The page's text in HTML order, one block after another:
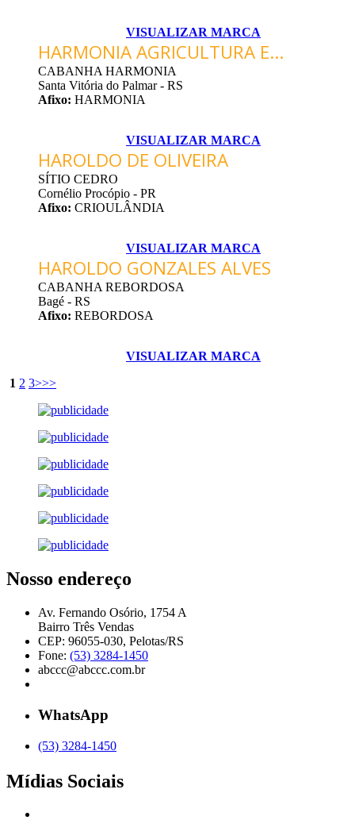
VISUALIZAR MARCA
HARMONIA AGRICULTURA E...
CABANHA HARMONIA
Santa Vitória do Palmar - RS
Afixo: HARMONIA
VISUALIZAR MARCA
HAROLDO DE OLIVEIRA
SÍTIO CEDRO
Cornélio Procópio - PR
Afixo: CRIOULÂNDIA
VISUALIZAR MARCA
HAROLDO GONZALES ALVES
CABANHA REBORDOSA
Bagé - RS
Afixo: REBORDOSA
VISUALIZAR MARCA
1 2 3>>>
Nosso endereço
Av. Fernando Osório, 1754 A
Bairro Três Vendas
CEP: 96055-030, Pelotas/RS
Fone: (53) 3284-1450
abccc@abccc.com.br
WhatsApp
(53) 3284-1450
Mídias Sociais